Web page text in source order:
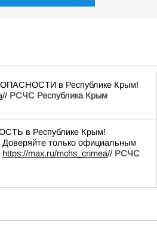
в Республике Крым!
// РСЧС Республика Крым
в Республике Крым!
Доверяйте только официальным
https://max.ru/mchs_crimea// РСЧС